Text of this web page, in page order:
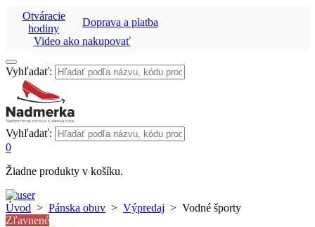
Otváracie
hodiny
Doprava a platba
Video ako nakupovať
Vyhľadať:
Vyhľadať:
0
Žiadne produkty v košíku.
Úvod > Pánska obuv > Výpredaj > Vodné športy
Zľavnené